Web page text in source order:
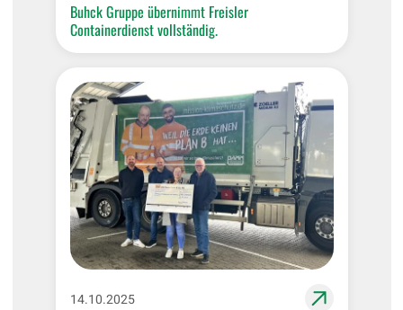
Buhck Gruppe übernimmt Freisler
Containerdienst vollständig.
14.10.2025